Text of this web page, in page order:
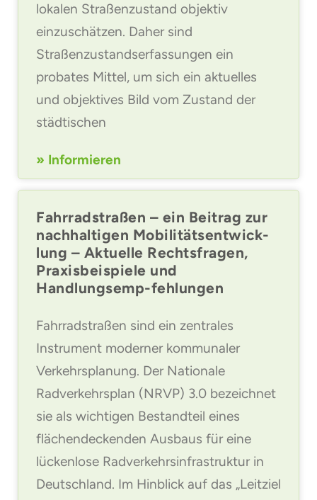
lokalen Straßenzustand objektiv
einzuschätzen. Daher sind
Straßenzustandserfassungen ein
probates Mittel, um sich ein aktuelles
und objektives Bild vom Zustand der
städtischen
» Informieren
Fahrradstraßen – ein Beitrag zur
nachhaltigen Mobilitätsentwick-
lung – Aktuelle Rechtsfragen,
Praxisbeispiele und
Handlungsemp-fehlungen
Fahrradstraßen sind ein zentrales
Instrument moderner kommunaler
Verkehrsplanung. Der Nationale
Radverkehrsplan (NRVP) 3.0 bezeichnet
sie als wichtigen Bestandteil eines
flächendeckenden Ausbaus für eine
lückenlose Radverkehrsinfrastruktur in
Deutschland. Im Hinblick auf das „Leitziel